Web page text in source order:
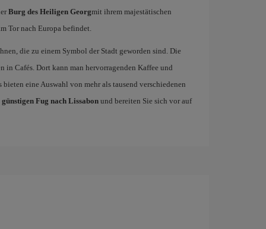
Burg des Heiligen Georgmit ihrem majestätischen
Tor nach Europa befindet.
die zu einem Symbol der Stadt geworden sind. Die
in Cafés. Dort kann man hervorragenden Kaffee und
eine Auswahl von mehr als tausend verschiedenen
günstigen Fug nach Lissabonund bereiten Sie sich vor auf